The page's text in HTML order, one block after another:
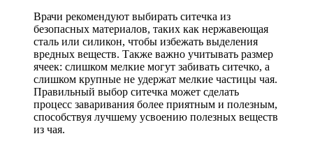
Врачи рекомендуют выбирать ситечка из
безопасных материалов, таких как нержавеющая
сталь или силикон, чтобы избежать выделения
вредных веществ. Также важно учитывать размер
ячеек: слишком мелкие могут забивать ситечко, а
слишком крупные не удержат мелкие частицы чая.
Правильный выбор ситечка может сделать
процесс заваривания более приятным и полезным,
способствуя лучшему усвоению полезных веществ
из чая.